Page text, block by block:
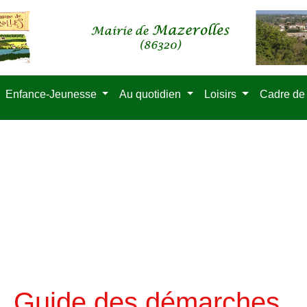
Enfance-Jeunesse Au quotidien Loisirs Cadre